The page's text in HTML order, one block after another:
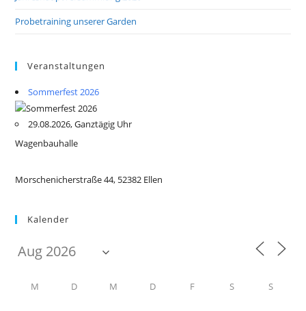
Probetraining unserer Garden
Veranstaltungen
Sommerfest 2026
29.08.2026, Ganztägig Uhr
Wagenbauhalle
Morschenicherstraße 44, 52382 Ellen
Kalender
M D M D F S S